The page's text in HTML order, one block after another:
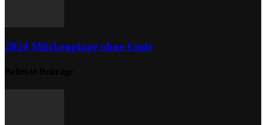
2024 Mückenplage ohne Ende